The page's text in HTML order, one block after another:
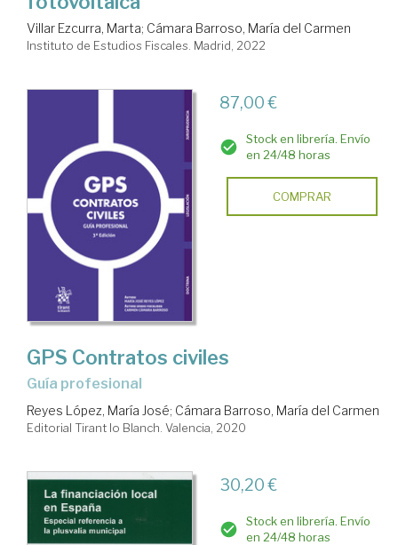
Villar Ezcurra, Marta; Cámara Barroso, María del Carmen
Instituto de Estudios Fiscales. Madrid, 2022
87,00 €
Stock en librería. Envío
en 24/48 horas
COMPRAR
GPS Contratos civiles
Guía profesional
Reyes López, María José; Cámara Barroso, María del Carmen
Editorial Tirant lo Blanch. Valencia, 2020
30,20 €
Stock en librería. Envío
en 24/48 horas